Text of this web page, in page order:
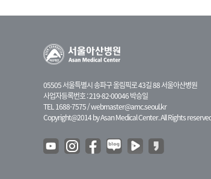
05505 서울특별시 송파구 올림픽로 43길 88 서울아산병원
사업자등록번호 : 219-82-00046 박승일
TEL 1688-7575 /webmaster@amc.seoul.kr
Copyright@2014 by Asan Medical Center. All Rights